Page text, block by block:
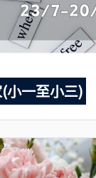
小一至小三)